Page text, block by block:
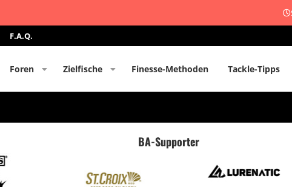
F.A.Q.
Foren Zielfische Finesse-Methoden Tackle-Tipps
BA-Supporter